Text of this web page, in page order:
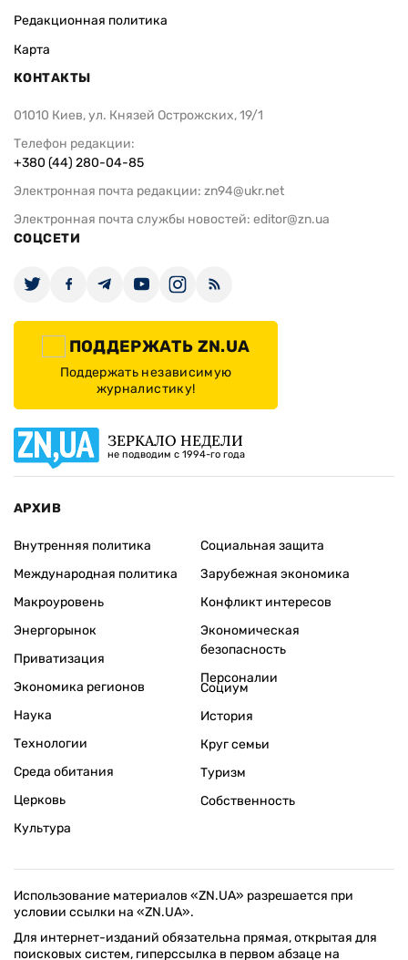
Редакционная политика
Карта
КОНТАКТЫ
01010 Киев, ул. Князей Острожских, 19/1
Телефон редакции:
+380 (44) 280-04-85
Электронная почта редакции: zn94@ukr.net
Электронная почта службы новостей: editor@zn.ua
СОЦСЕТИ
ПОДДЕРЖАТЬ ZN.UA
Поддержать независимую
журналистику!
ЗЕРКАЛО НЕДЕЛИ
не подводим с 1994-го года
АРХИВ
Внутренняя политика
Международная политика
Макроуровень
Энергорынок
Приватизация
Экономика регионов
Социальная защита
Зарубежная экономика
Конфликт интересов
Экономическая
безопасность
Персоналии
Наука
Технологии
Среда обитания
Церковь
Культура
Социум
История
Круг семьи
Туризм
Собственность
Использование материалов «ZN.UA» разрешается при
условии ссылки на «ZN.UA».
Для интернет-изданий обязательна прямая, открытая для
поисковых систем, гиперссылка в первом абзаце на